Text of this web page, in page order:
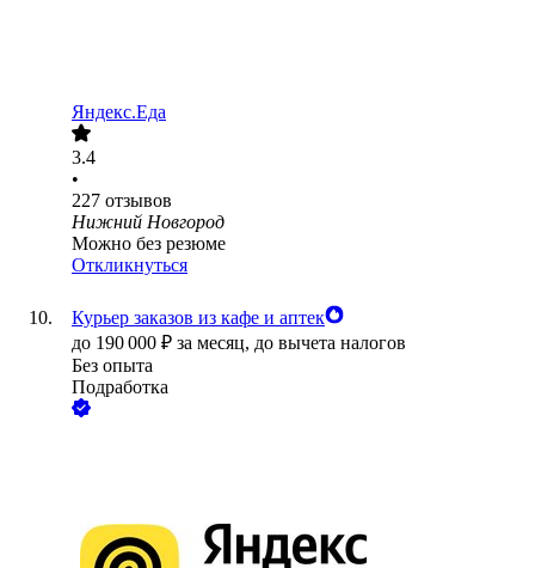
Яндекс.Еда
3.4
•
227 отзывов
Нижний Новгород
Можно без резюме
Откликнуться
Курьер заказов из кафе и аптек
до 190 000 ₽ за месяц, до вычета налогов
Без опыта
Подработка